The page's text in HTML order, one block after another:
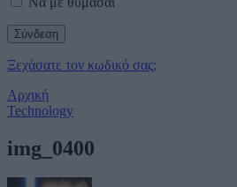
Ξεχάσατε τον κωδικό σας;
Αρχική
Technology
img_0400